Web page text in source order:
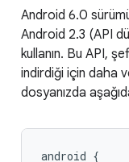
Android 6.0
Android 2.3 (API
kullanın. Bu API,
indirdiği için daha
dosyanızda
android {